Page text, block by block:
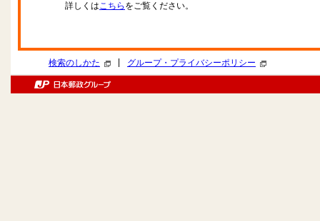
詳しくはこちら をご覧ください。
検索のしかた グループ・プライバシーポリシー